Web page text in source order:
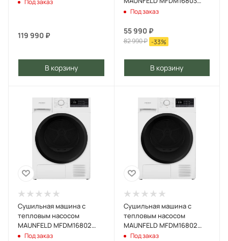
Под заказ
119 990 ₽
В корзину
Нержавеющая сталь
Под заказ
55 990₽
82 990₽ -33%
В корзину
Сушильная машина с
тепловым насосом
MAUNFELD MFDM16802
Белый
Под заказ
Сушильная машина с
тепловым насосом
MAUNFELD MFDM16802
Нержавеющая сталь
Под заказ